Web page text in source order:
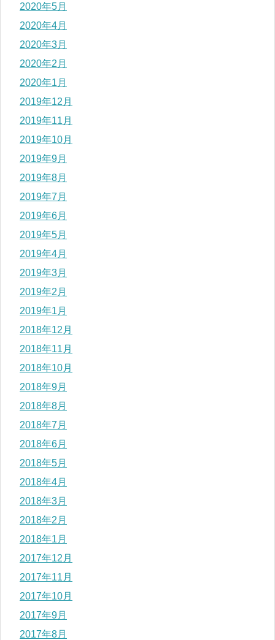
2020年5月
2020年4月
2020年3月
2020年2月
2020年1月
2019年12月
2019年11月
2019年10月
2019年9月
2019年8月
2019年7月
2019年6月
2019年5月
2019年4月
2019年3月
2019年2月
2019年1月
2018年12月
2018年11月
2018年10月
2018年9月
2018年8月
2018年7月
2018年6月
2018年5月
2018年4月
2018年3月
2018年2月
2018年1月
2017年12月
2017年11月
2017年10月
2017年9月
2017年8月